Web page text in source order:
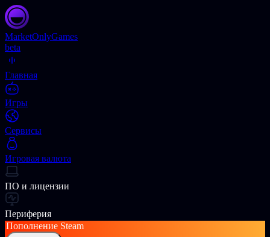
MarketOnlyGames
beta
Главная
Игры
Сервисы
Игровая валюта
ПО и лицензии
Периферия
Пополнение Steam